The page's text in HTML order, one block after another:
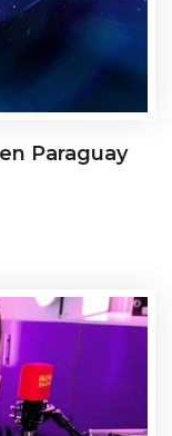
Paraguay